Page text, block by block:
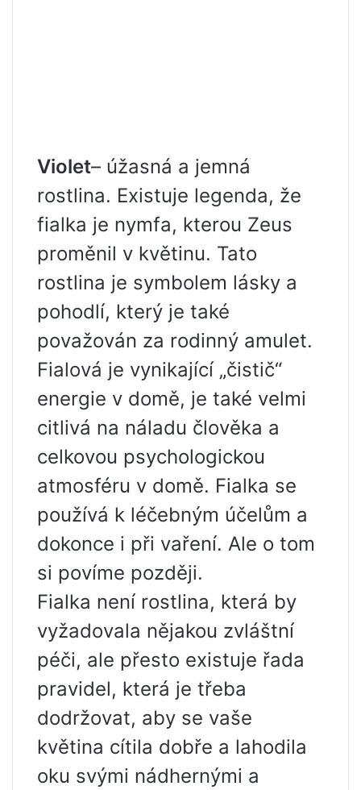
Violet– úžasná a jemná
rostlina. Existuje legenda, že
fialka je nymfa, kterou Zeus
proměnil v květinu. Tato
rostlina je symbolem lásky a
pohodlí, který je také
považován za rodinný amulet.
Fialová je vynikající „čistič“
energie v domě, je také velmi
citlivá na náladu člověka a
celkovou psychologickou
atmosféru v domě. Fialka se
používá k léčebným účelům a
dokonce i při vaření. Ale o tom
si povíme později.
Fialka není rostlina, která by
vyžadovala nějakou zvláštní
péči, ale přesto existuje řada
pravidel, která je třeba
dodržovat, aby se vaše
květina cítila dobře a lahodila
oku svými nádhernými a